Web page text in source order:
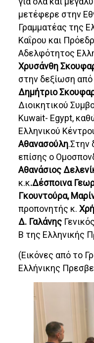
μετέφερε στην
Γραμματέας της
Καΐρου και
Αδελφότητος
Χρυσάνθη
στην δεξίωση
Δημήτριο
Διοικητικού
Kuwait- Egypt,
Ελληνικού
Αθανασούλη.Στην
επίσης ο
Αθανάσιος
κ.κ.Δέσποινα
Γκουντούρα,
προπονητής κ.
Δ. Γαλάνης
Β της Ελληνικής
(Εικόνες από το
Ελλήνικης